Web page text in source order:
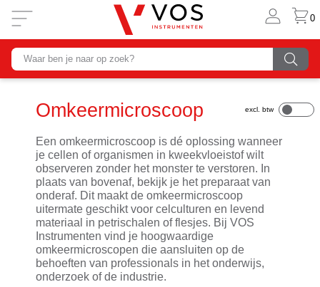
0
Omkeermicroscoop
Een omkeermicroscoop is dé oplossing wanneer
je cellen of organismen in kweekvloeistof wilt
observeren zonder het monster te verstoren. In
plaats van bovenaf, bekijk je het preparaat van
onderaf. Dit maakt de omkeermicroscoop
uitermate geschikt voor celculturen en levend
materiaal in petrischalen of flesjes. Bij VOS
Instrumenten vind je hoogwaardige
omkeermicroscopen die aansluiten op de
behoeften van professionals in het onderwijs,
onderzoek of de industrie.